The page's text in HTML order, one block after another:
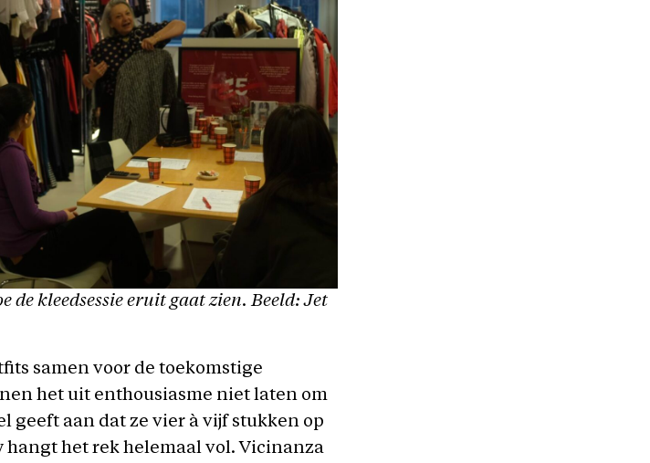
de kleedsessie eruit gaat zien. Beeld: Jet
samen voor de toekomstige
het uit enthousiasme niet laten om
geeft aan dat ze vier à vijf stukken op
hangt het rek helemaal vol. Vicinanza